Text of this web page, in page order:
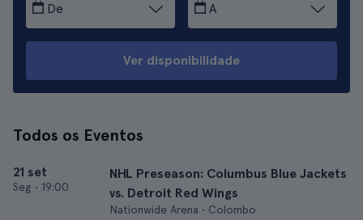
De A
Ver disponibilidade
Todos os Eventos
21 set
Seg • 19:00
NHL Preseason: Columbus Blue Jackets
vs. Detroit Red Wings
Nationwide Arena • Colombo